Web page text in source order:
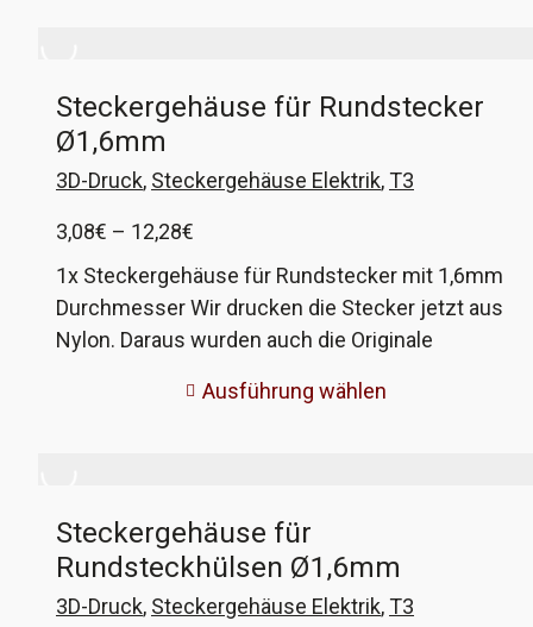
Steckergehäuse für Rundstecker
Ø1,6mm
3D-Druck, Steckergehäuse Elektrik,T3
3,08€ – 12,28€
3,08€
bis
12,28€
1x Steckergehäuse für Rundstecker mit 1,6mm
Durchmesser Wir drucken die Stecker jetzt aus
Nylon. Daraus wurden auch die Originale
optionalen Crimpkontakte sind in Originalqualität
Verkabelung der elektrischen Spiegel, der
Zentralverriegelung und der Klimaanlage. VW-
Vergleichsnummer 171 971 998 A, B, C und E.
Ausführung wählen
Steckergehäuse für
Rundsteckhülsen Ø1,6mm
3D-Druck, Steckergehäuse Elektrik,T3